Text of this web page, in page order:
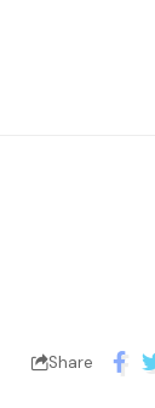
Share